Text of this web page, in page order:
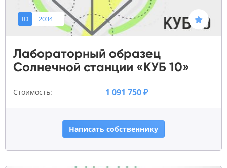
ID 2034
Лабораторный образец
Солнечной станции «КУБ 10»
Стоимость: 1 091 750 ₽
Написать собственнику